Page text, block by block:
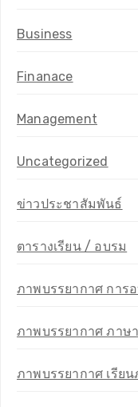
Business
Finanace
Management
Uncategorized
ข่าวประชาสัมพันธ์
ตารางเรียน / อบรม
ภาพบรรยากาศ การ
ภาพบรรยากาศ ภาษ
ภาพบรรยากาศ เรีย